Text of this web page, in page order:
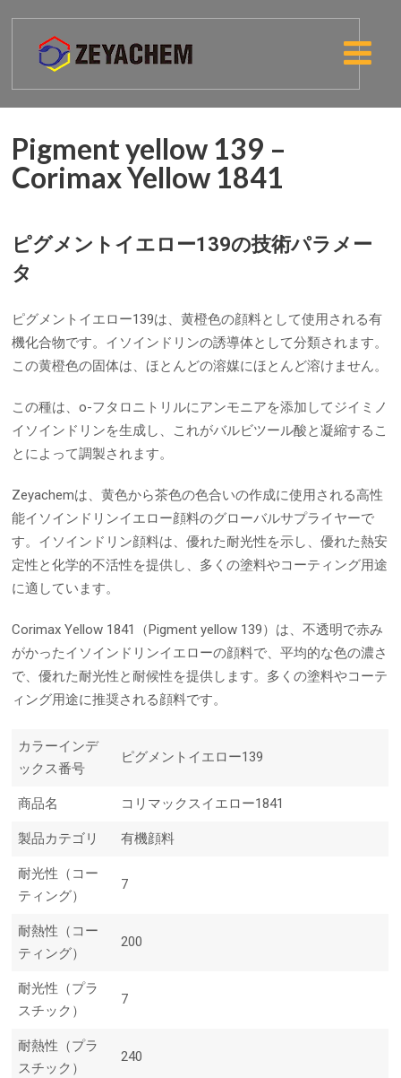
Pigment yellow 139 –
Corimax Yellow 1841
ピグメントイエロー139の技術パラメー
タ
ピグメントイエロー139は、黄橙色の顔料として使用される有
機化合物です。イソインドリンの誘導体として分類されます。
この黄橙色の固体は、ほとんどの溶媒にほとんど溶けません。
この種は、o-フタロニトリルにアンモニアを添加してジイミノ
イソインドリンを生成し、これがバルビツール酸と凝縮するこ
とによって調製されます。
Zeyachemは、黄色から茶色の色合いの作成に使用される高性
能イソインドリンイエロー顔料のグローバルサプライヤーで
す。イソインドリン顔料は、優れた耐光性を示し、優れた熱安
定性と化学的不活性を提供し、多くの塗料やコーティング用途
に適しています。
Corimax Yellow 1841（Pigment yellow 139）は、不透明で赤み
がかったイソインドリンイエローの顔料で、平均的な色の濃さ
で、優れた耐光性と耐候性を提供します。多くの塗料やコーテ
ィング用途に推奨される顔料です。
カラーインデ
ックス番号
ピグメントイエロー139
商品名 コリマックスイエロー1841
製品カテゴリ 有機顔料
耐光性（コー
ティング）
7
耐熱性（コー
ティング）
200
耐光性（プラ
スチック）
7
耐熱性（プラ
スチック）
240